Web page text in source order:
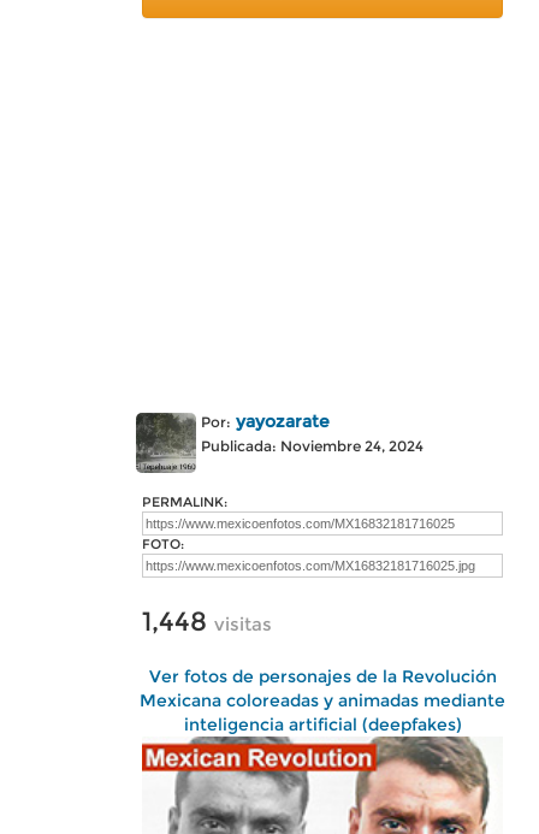
Por: yayozarate
Publicada: Noviembre 24, 2024
PERMALINK:
FOTO:
1,448 visitas
Ver fotos de personajes de la Revolución
Mexicana coloreadas y animadas mediante
inteligencia artificial (deepfakes)